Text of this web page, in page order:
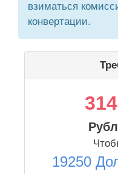
взиматься
конвертации.
19250